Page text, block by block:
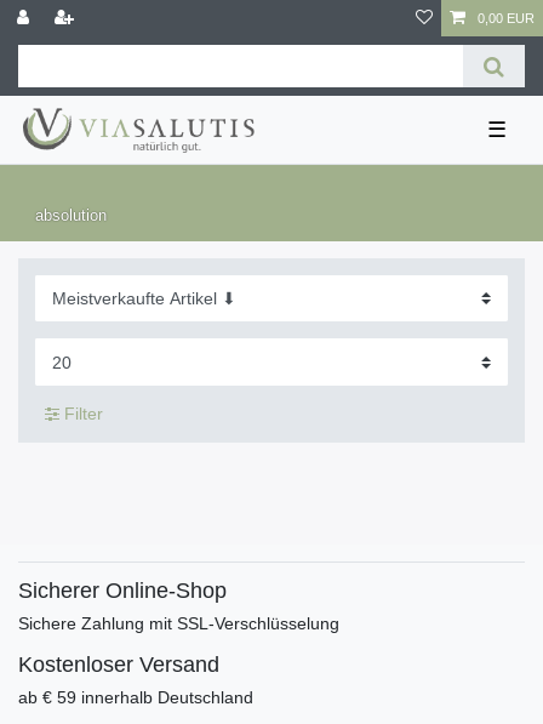
0,00 EUR
☰
absolution
Filter
Sicherer Online-Shop
Sichere Zahlung mit SSL-Verschlüsselung
Kostenloser Versand
ab € 59 innerhalb Deutschland